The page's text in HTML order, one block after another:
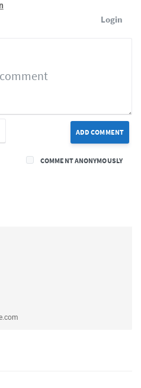
Login
ADD COMMENT
COMMENT ANONYMOUSLY